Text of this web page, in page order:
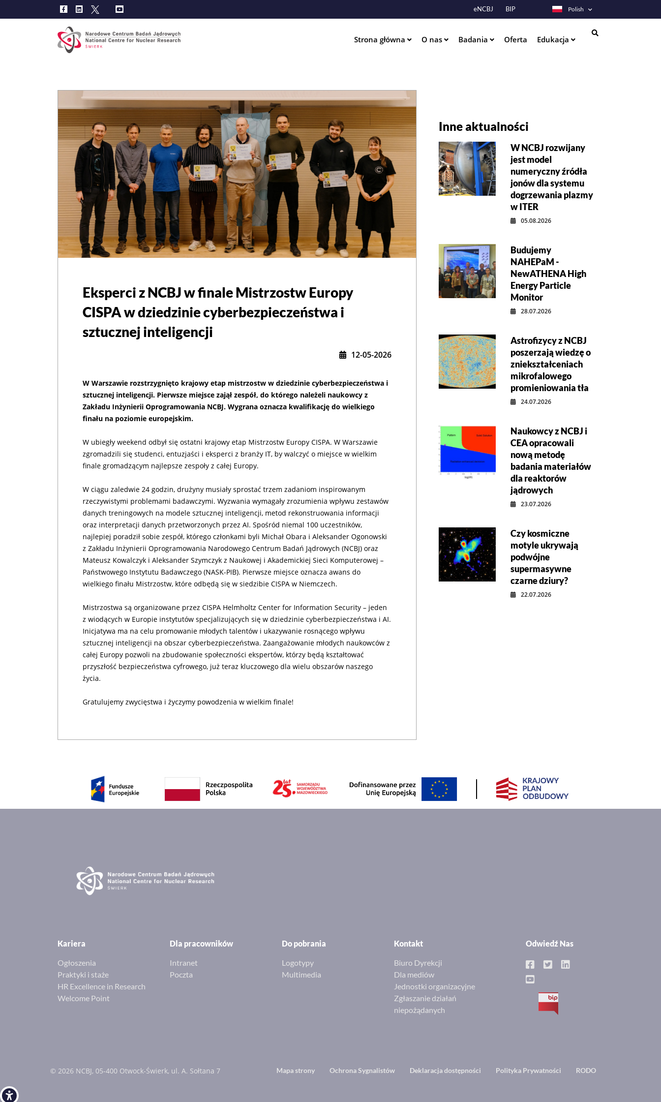
Open toolbar
eNCBJ BIP Polish
Strona główna O nas Badania Oferta Edukacja
Eksperci z NCBJ w finale Mistrzostw Europy
CISPA w dziedzinie cyberbezpieczeństwa i
sztucznej inteligencji
12-05-2026
W Warszawie rozstrzygnięto krajowy etap mistrzostw w dziedzinie cyberbezpieczeństwa i
sztucznej inteligencji. Pierwsze miejsce zajął zespół, do którego należeli naukowcy z
Zakładu Inżynierii Oprogramowania NCBJ. Wygrana oznacza kwalifikację do wielkiego
finału na poziomie europejskim.
W ubiegły weekend odbył się ostatni krajowy etap Mistrzostw Europy CISPA. W Warszawie
zgromadzili się studenci, entuzjaści i eksperci z branży IT, by walczyć o miejsce w wielkim
finale gromadzącym najlepsze zespoły z całej Europy.
W ciągu zaledwie 24 godzin, drużyny musiały sprostać trzem zadaniom inspirowanym
rzeczywistymi problemami badawczymi. Wyzwania wymagały zrozumienia wpływu zestawów
danych treningowych na modele sztucznej inteligencji, metod rekonstruowania informacji
oraz interpretacji danych przetworzonych przez AI. Spośród niemal 100 uczestników,
najlepiej poradził sobie zespół, którego członkami byli Michał Obara i Aleksander Ogonowski
z Zakładu Inżynierii Oprogramowania Narodowego Centrum Badań Jądrowych (NCBJ) oraz
Mateusz Kowalczyk i Aleksander Szymczyk z Naukowej i Akademickiej Sieci Komputerowej –
Państwowego Instytutu Badawczego (NASK-PIB). Pierwsze miejsce oznacza awans do
wielkiego finału Mistrzostw, które odbędą się w siedzibie CISPA w Niemczech.
Mistrzostwa są organizowane przez CISPA Helmholtz Center for Information Security – jeden
z wiodących w Europie instytutów specjalizujących się w dziedzinie cyberbezpieczeństwa i AI.
Inicjatywa ma na celu promowanie młodych talentów i ukazywanie rosnącego wpływu
sztucznej inteligencji na obszar cyberbezpieczeństwa. Zaangażowanie młodych naukowców z
całej Europy pozwoli na zbudowanie społeczności ekspertów, którzy będą kształtować
przyszłość bezpieczeństwa cyfrowego, już teraz kluczowego dla wielu obszarów naszego
życia.
Gratulujemy zwycięstwa i życzymy powodzenia w wielkim finale!
Inne aktualności
W NCBJ rozwijany
jest model
numeryczny źródła
jonów dla systemu
dogrzewania plazmy
w ITER
05.08.2026
Budujemy
NAHEPaM -
NewATHENA High
Energy Particle
Monitor
28.07.2026
Astrofizycy z NCBJ
poszerzają wiedzę o
zniekształceniach
mikrofalowego
promieniowania tła
24.07.2026
Naukowcy z NCBJ i
CEA opracowali
nową metodę
badania materiałów
dla reaktorów
jądrowych
23.07.2026
Czy kosmiczne
motyle ukrywają
podwójne
supermasywne
czarne dziury?
22.07.2026
Kariera
Ogłoszenia
Praktyki i staże
HR Excellence in Research
Welcome Point
Dla pracowników
Intranet
Poczta
Do pobrania
Logotypy
Multimedia
Kontakt
Biuro Dyrekcji
Dla mediów
Jednostki organizacyjne
Zgłaszanie działań
niepożądanych
Odwiedź Nas
BIP
© 2026 NCBJ, 05-400 Otwock-Świerk, ul. A. Sołtana 7
FooterMapa strony Ochrona Sygnalistów Deklaracja dostępności Polityka Prywatności RODO